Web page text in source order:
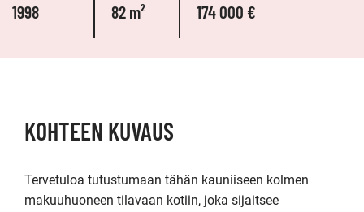
1998 82 m² 174 000 €
KOHTEEN KUVAUS
Tervetuloa tutustumaan tähän kauniiseen kolmen
makuuhuoneen tilavaan kotiin, joka sijaitsee